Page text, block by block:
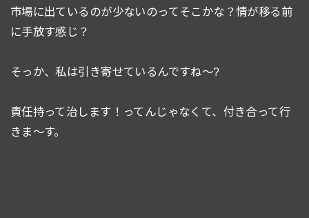
市場に出ているのが少ないのってそこかな？情が移る前
に手放す感じ？
そっか、私は引き寄せているんですね〜?
責任持って治します！ってんじゃなくて、付き合って行
きま〜す。